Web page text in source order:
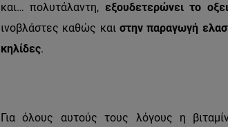
και… πολυτάλαντη, εξουδετερώνει το
ινοβλάστες καθώς καιστην παραγωγή
κηλίδες.
Για όλους αυτούς τους λόγους η